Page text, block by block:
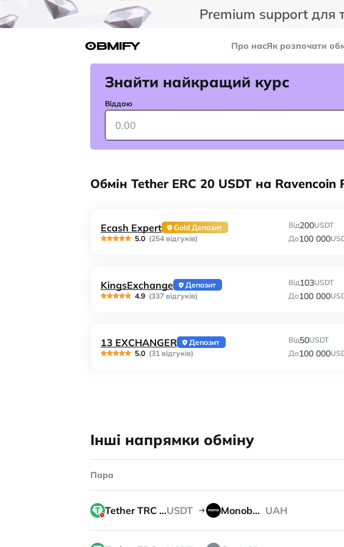
Premium support для
Про насЯк розпочати
Знайти найкращий курс
Віддаю
Обмін Tether ERC 20 USDT на Ravencoin
Ecash Expert
Gold Депозит
5.0 (254 відгуків)
Від200USDT
До100 000
KingsExchange
Депозит
4.9 (337 відгуків)
Від103USDT
До100 000
13 EXCHANGER
Депозит
5.0 (31 відгуків)
Від50USDT
До100 000
Інші напрямки обміну
Пара
Tether TRC 20USDT Monobank UAH